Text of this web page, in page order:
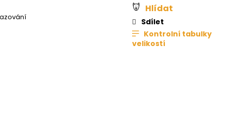
Hlídat
Sdílet
Kontrolní tabulky
velikostí